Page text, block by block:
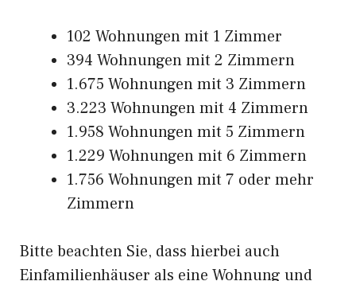
102 Wohnungen mit 1 Zimmer
394 Wohnungen mit 2 Zimmern
1.675 Wohnungen mit 3 Zimmern
3.223 Wohnungen mit 4 Zimmern
1.958 Wohnungen mit 5 Zimmern
1.229 Wohnungen mit 6 Zimmern
1.756 Wohnungen mit 7 oder mehr
Zimmern
Bitte beachten Sie, dass hierbei auch
Einfamilienhäuser als eine Wohnung und